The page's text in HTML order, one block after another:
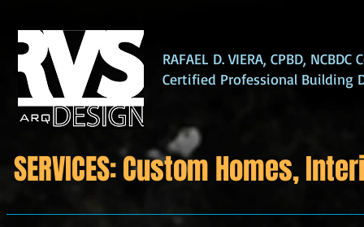
RAFAEL D. VIERA, CPBD, NCBDC
Certified Professional Building
SERVICES: Custom Homes,